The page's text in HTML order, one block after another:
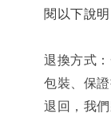
閱以下說明
退換方式
包裝、保
退回，我